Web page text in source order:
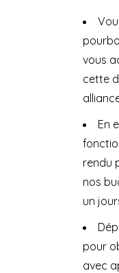
vous
cette
En
rendu
nos
un
pour
avec